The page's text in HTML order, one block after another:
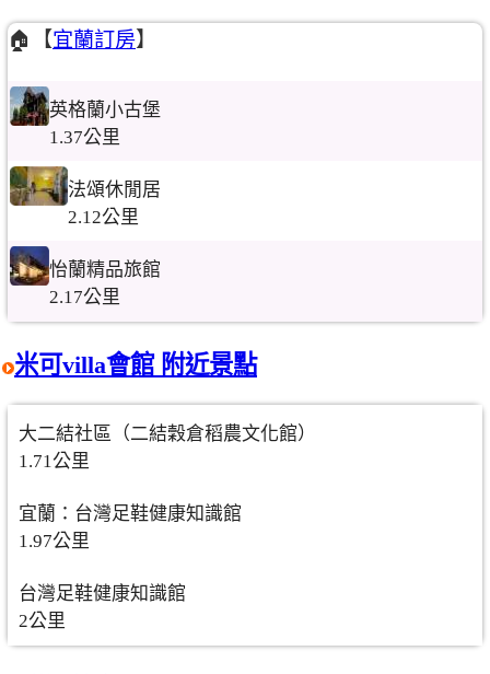
🏠【宜蘭訂房】
英格蘭小古堡
1.37公里
法頌休閒居
2.12公里
怡蘭精品旅館
2.17公里
米可villa會館 附近景點
大二結社區（二結穀倉稻農文化館）
1.71公里
宜蘭：台灣足鞋健康知識館
1.97公里
台灣足鞋健康知識館
2公里